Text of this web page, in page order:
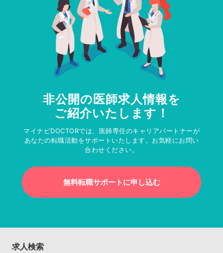
非公開の医師求人情報を
ご紹介いたします！
マイナビDOCTORでは、医師専任のキャリアパートナーが
あなたの転職活動をサポートいたします。お気軽にお問い
合わせください。
無料転職サポートに申し込む
求人検索